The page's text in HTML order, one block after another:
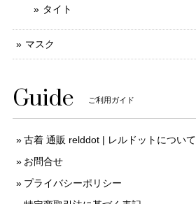
タイト
マスク
Guide ご利用ガイド
古着 通販 relddot | レルドットについて
お問合せ
プライバシーポリシー